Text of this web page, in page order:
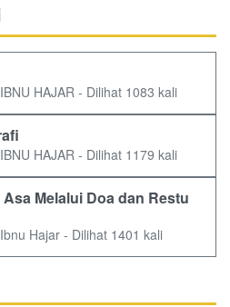
HAJAR - Dilihat 1083 kali
HAJAR - Dilihat 1179 kali
Melalui Doa dan Restu
Hajar - Dilihat 1401 kali